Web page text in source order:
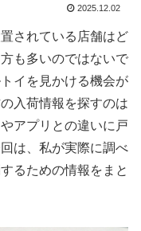
2025.12.02
されている店舗はど
も多いのではないで
イを見かける機会が
入荷情報を探すのは
アプリとの違いに戸
は、私が実際に調べ
るための情報をまと